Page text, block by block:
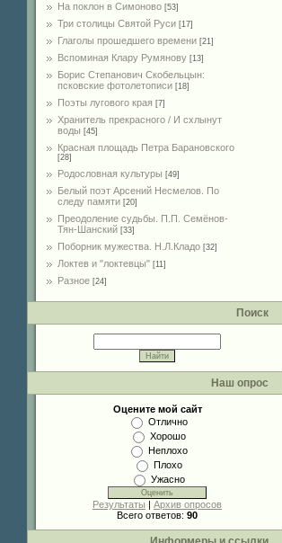
На поклон в Симоново [53]
Три столицы Святой Руси [17]
Глаголы прошедшего времени [21]
Вспоминая Клару Румянову [13]
Борис Степанович Скобельцын:
псковские фотолетописи [18]
Поэты лугового края [7]
Хранитель прекрасного / И схлынут
воды [45]
Красная площадь Петра Барановского
[28]
Родословная культуры [49]
Белый поэт Арсений Несмелов. По
следу памяти [20]
Преодоление судьбы. П.П. Семёнов-
Тян-Шанский [33]
Поборник мужества. Н.Л.Кладо [32]
Локтев и "локтевцы" [11]
Разное [24]
Поиск
Наш опрос
Оцените мой сайт
Отлично
Хорошо
Неплохо
Плохо
Ужасно
Результаты | Архив опросов
Всего ответов: 90